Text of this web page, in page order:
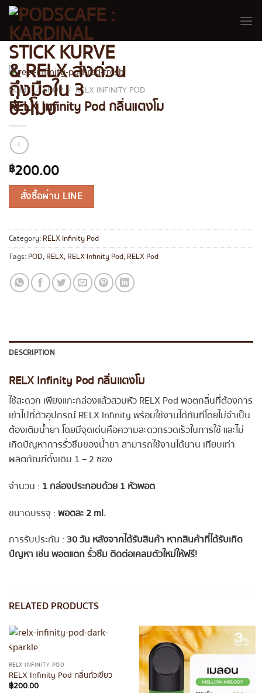
Skip
content
HOME / SHOP / RELX INFINITY POD
RELX Infinity Pod กลิ่นแตงโม
฿200.00
สั่งซื้อผ่าน LINE
Category: RELX Infinity Pod
Tags: POD, RELX, RELX Infinity Pod, RELX Pod
DESCRIPTION
RELX Infinity Pod กลิ่นแตงโม
ใช้สะดวก เพียงแกะกล่องแล้วสวมหัว RELX Pod พอตกลิ่นที่ต้องการ
เข้าไปที่ตัวอุปกรณ์ RELX Infinity พร้อมใช้งานได้ทันทีโดยไม่จำเป็น
ต้องเติมน้ำยา โดยมีจุดเด่นคือความสะดวกรวดเร็วในการใช้ และไม่
เกิดปัญหาการรั่วซึมของน้ำยา สามารถใช้งานได้นาน เทียบเท่า
ผลิตภัณฑ์ดั้งเดิม 1 – 2 ซอง
จำนวน : 1 กล่องประกอบด้วย 1 หัวพอต
ขนาดบรรจุ :พอตละ 2 ml.
การรับประกัน : 30 วัน หลังจากได้รับสินค้า หากสินค้าที่ได้รับเกิด
ปัญหา เช่น พอตแตก รั่วซึม ติดต่อเคลมตัวใหม่ให้ฟรี!
RELATED PRODUCTS
RELX INFINITY POD
RELX Infinity Pod กลิ่นถั่วเขียว
฿200.00